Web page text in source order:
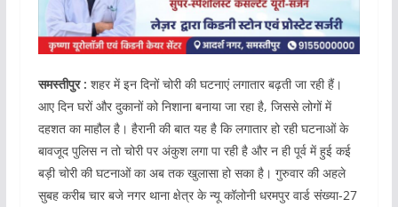
समस्तीपुर : शहर में इन दिनों चोरी की घटनाएं लगातार बढ़ती जा रही हैं।
आए दिन घरों और दुकानों को निशाना बनाया जा रहा है, जिससे लोगों में
दहशत का माहौल है। हैरानी की बात यह है कि लगातार हो रही घटनाओं के
बावजूद पुलिस न तो चोरी पर अंकुश लगा पा रही है और न ही पूर्व में हुई कई
बड़ी चोरी की घटनाओं का अब तक खुलासा हो सका है। गुरुवार की अहले
सुबह करीब चार बजे नगर थाना क्षेत्र के न्यू कॉलोनी धरमपुर वार्ड संख्या-27